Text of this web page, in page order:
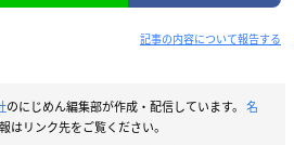
記事の内容について報告する
のにじめん編集部が作成・配信しています。 名
はリンク先をご覧ください。